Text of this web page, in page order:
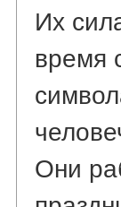
Их
время
Они